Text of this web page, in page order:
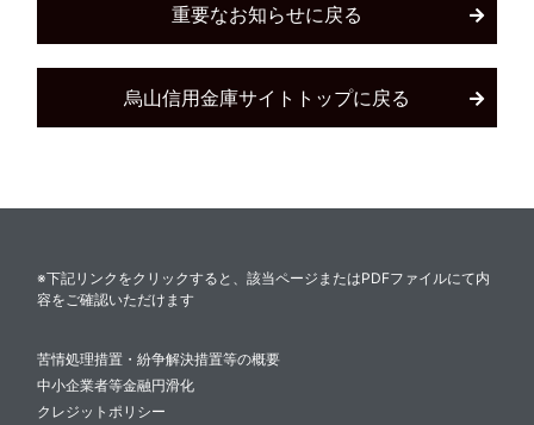
重要なお知らせに戻る
烏山信用金庫サイトトップに戻る
※下記リンクをクリックすると、該当ページまたはPDFファイルにて内
容をご確認いただけます
苦情処理措置・紛争解決措置等の概要
中小企業者等金融円滑化
クレジットポリシー